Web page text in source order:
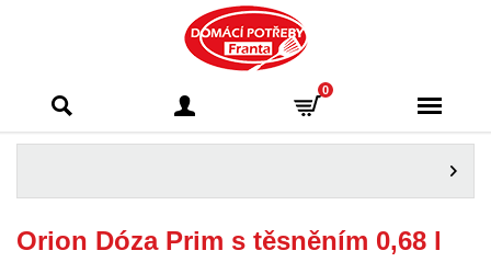
Franta - Příbram
0
Orion Dóza Prim s těsněním 0,68 l